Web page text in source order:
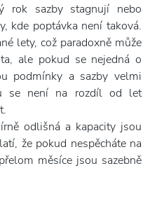
rok sazby stagnují nebo
kde poptávka není taková.
lety, což paradoxně může
ale pokud se nejedná o
podmínky a sazby velmi
se není na rozdíl od let
odlišná a kapacity jsou
že pokud nespěcháte na
měsíce jsou sazebně